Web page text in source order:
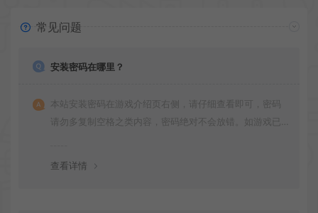
常见问题
安装密码在哪里？
本站安装密码在游戏介绍页右侧，请仔细查看即可，密码
请勿多复制空格之类内容，密码绝对不会放错。如游戏已
查看详情